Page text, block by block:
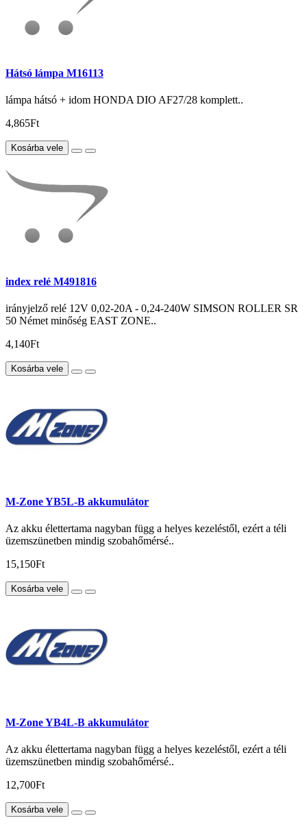
Hátsó lámpa M16113
lámpa hátsó + idom HONDA DIO AF27/28 komplett..
4,865Ft
Kosárba vele
index relé M491816
irányjelző relé 12V 0,02-20A - 0,24-240W SIMSON ROLLER SR
50 Német minőség EAST ZONE..
4,140Ft
Kosárba vele
M-Zone YB5L-B akkumulátor
Az akku élettertama nagyban függ a helyes kezeléstől, ezért a téli
üzemszünetben mindig szobahőmérsé..
15,150Ft
Kosárba vele
M-Zone YB4L-B akkumulátor
Az akku élettertama nagyban függ a helyes kezeléstől, ezért a téli
üzemszünetben mindig szobahőmérsé..
12,700Ft
Kosárba vele